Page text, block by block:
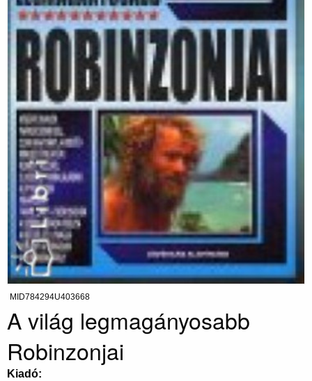
MID784294U403668
A világ legmagányosabb
Robinzonjai
Kiadó